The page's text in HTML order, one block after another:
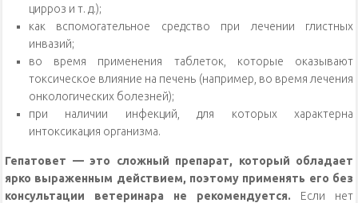
цирроз и т. д.);
как вспомогательное средство при лечении глистных
инвазий;
во время применения таблеток, которые оказывают
токсическое влияние на печень (например, во время лечения
онкологических болезней);
при наличии инфекций, для которых характерна
интоксикация организма.
Гепатовет — это сложный препарат, который обладает
ярко выраженным действием, поэтому применять его без
консультации ветеринара не рекомендуется. Если нет